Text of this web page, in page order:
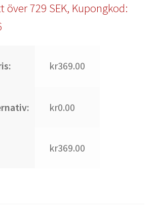
över 729 SEK, Kupongkod:
kr369.00
kr0.00
kr369.00